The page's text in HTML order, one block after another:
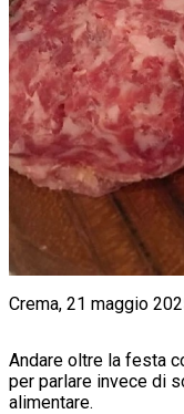
Crema, 21 maggio
Andare oltre la festa
per parlare invece di
alimentare.